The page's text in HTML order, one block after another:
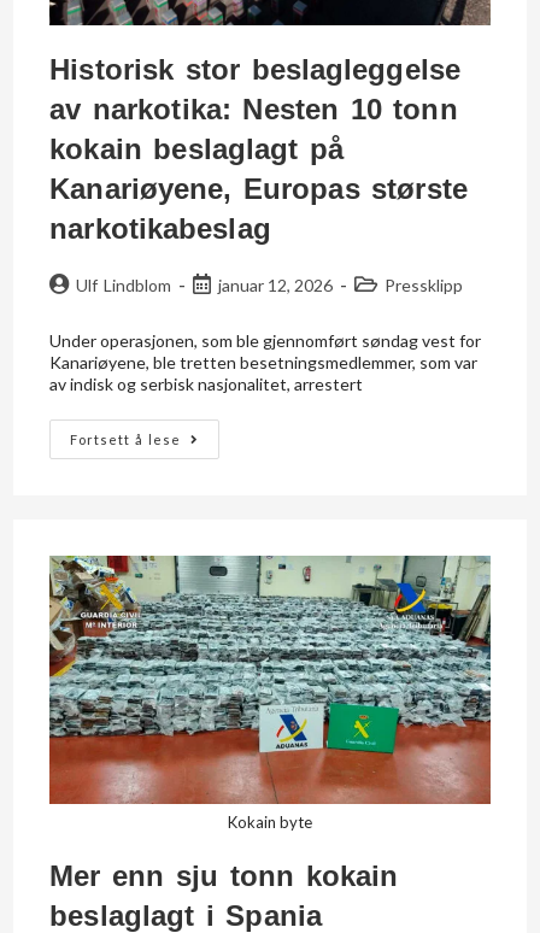
Historisk stor beslagleggelse
av narkotika: Nesten 10 tonn
kokain beslaglagt på
Kanariøyene, Europas største
narkotikabeslag
Ulf Lindblom januar 12, 2026 Pressklipp
Under operasjonen, som ble gjennomført søndag vest for
Kanariøyene, ble tretten besetningsmedlemmer, som var
av indisk og serbisk nasjonalitet, arrestert
Fortsett å lese
Kokain byte
Mer enn sju tonn kokain
beslaglagt i Spania